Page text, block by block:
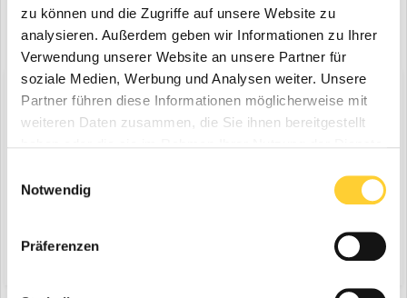
zu können und die Zugriffe auf unsere Website zu
analysieren. Außerdem geben wir Informationen zu Ihrer
Verwendung unserer Website an unsere Partner für
soziale Medien, Werbung und Analysen weiter. Unsere
Partner führen diese Informationen möglicherweise mit
weiteren Daten zusammen, die Sie ihnen bereitgestellt
Notwendig
Präferenzen
Diskutiere mit!
Du kannst jetzt antworten und Dich später anmelden. Wenn du
anmelden
Antworte auf dieses Thema...